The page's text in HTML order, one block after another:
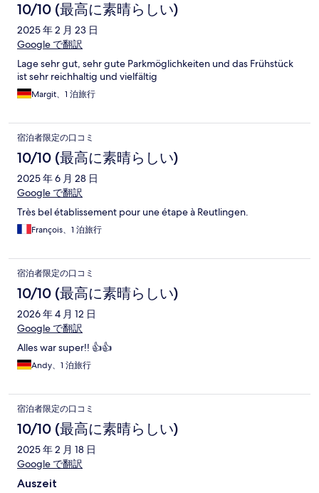
10/10 (最高に素晴らしい)
2025 年 2 月 23 日
Google で翻訳
Lage sehr gut, sehr gute Parkmöglichkeiten und das Frühstück
ist sehr reichhaltig und vielfältig
Margit、1 泊旅行
宿泊者限定の口コミ
10/10 (最高に素晴らしい)
2025 年 6 月 28 日
Google で翻訳
Très bel établissement pour une étape à Reutlingen.
François、1 泊旅行
宿泊者限定の口コミ
10/10 (最高に素晴らしい)
2026 年 4 月 12 日
Google で翻訳
Alles war super!! 👍👍
Andy、1 泊旅行
宿泊者限定の口コミ
10/10 (最高に素晴らしい)
2025 年 2 月 18 日
Google で翻訳
Auszeit